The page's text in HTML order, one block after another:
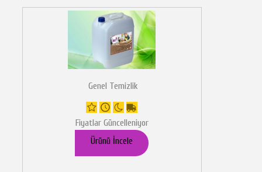
Genel Temizlik
Fiyatlar Güncelleniyor
Ürünü İncele